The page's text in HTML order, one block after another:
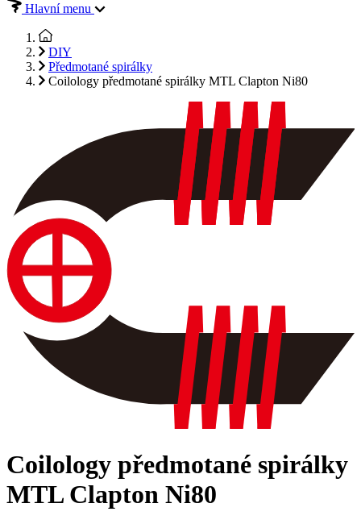
Hlavní menu
DIY
Předmotané spirálky
Coilology předmotané spirálky MTL Clapton Ni80
Coilology předmotané spirálky
MTL Clapton Ni80